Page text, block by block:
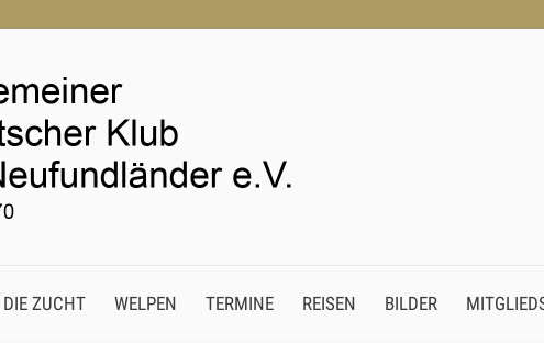
DIE ZUCHT WELPEN TERMINE REISEN BILDER